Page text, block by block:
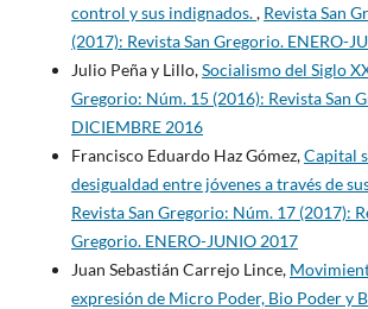
control y sus indignados., Revista San
(2017): Revista San Gregorio. ENERO-
Julio Peña y Lillo,Socialismo del Siglo
Gregorio: Núm. 15 (2016): Revista San
DICIEMBRE 2016
Francisco Eduardo Haz Gómez,Capital
desigualdad entre jóvenes a través de
Revista San Gregorio: Núm. 17 (2017):
Gregorio. ENERO-JUNIO 2017
Juan Sebastián Carrejo Lince,
expresión de Micro Poder, Bio Poder y